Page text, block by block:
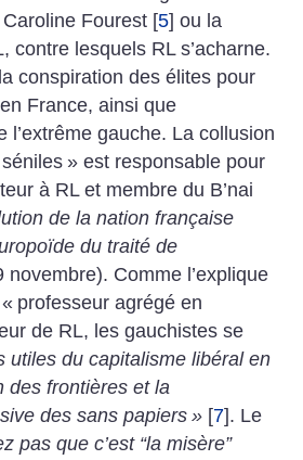
Fourest [5] ou la
contre lesquels RL s’acharne.
conspiration des élites pour
France, ainsi que
l’extrême gauche. La collusion
» est responsable pour
à RL et membre du B’nai
de la nation française
du traité de
novembre). Comme l’explique
professeur agrégé en
de RL, les gauchistes se
utiles du capitalisme libéral en
des frontières et la
des sans papiers » [7]. Le
pas que c’est “la misère”